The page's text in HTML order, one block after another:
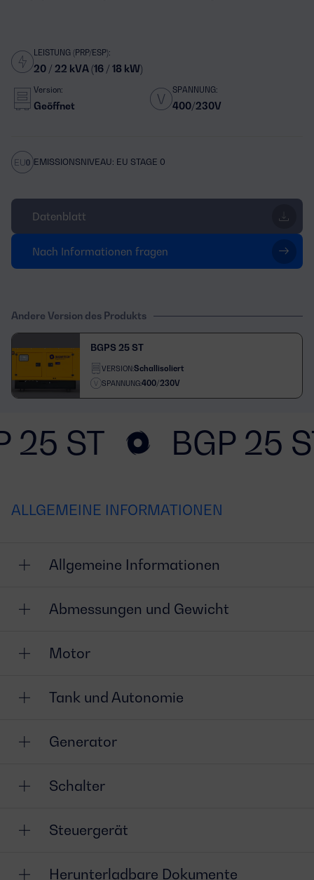
LEISTUNG (PRP/ESP):
20 / 22 kVA (16 / 18 kW)
Version:
Geöffnet
SPANNUNG:
400/230V
EMISSIONSNIVEAU: EU STAGE 0
Datenblatt
Nach Informationen fragen
Andere Version des Produkts
BGPS 25 ST
VERSION:Schallisoliert
SPANNUNG:400/230V
25 ST BGP 25
ALLGEMEINE INFORMATIONEN
Allgemeine Informationen
Abmessungen und Gewicht
Motor
Tank und Autonomie
Generator
Schalter
Steuergerät
Herunterladbare Dokumente